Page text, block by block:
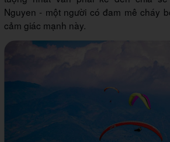
Nguyen - một người có đam mê cháy
cảm giác mạnh này.